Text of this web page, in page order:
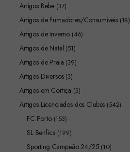
Artigos Bebe (37)
Artigos de Fumadores/Consumiveis (18)
Artigos de Inverno (46)
Artigos de Natal (51)
Artigos de Praia (39)
Artigos Diversos (3)
Artigos em Cortiça (3)
Artigos Licenciados dos Clubes (542)
FC Porto (153)
SL Benfica (199)
Sporting Campeão 24/25 (10)